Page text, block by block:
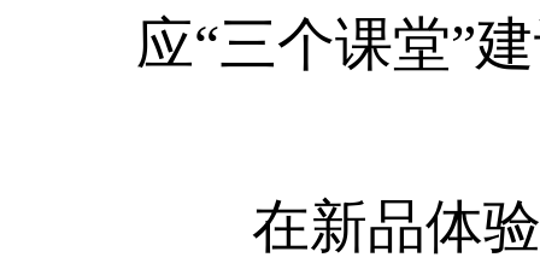
应“三个课堂”
在新品体验